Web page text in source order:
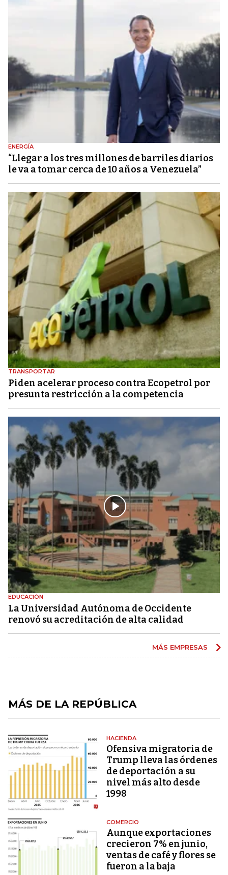
ENERGÍA
“Llegar a los tres millones de barriles diarios
le va a tomar cerca de 10 años a Venezuela”
TRANSPORTAR
Piden acelerar proceso contra Ecopetrol por
presunta restricción a la competencia
EDUCACIÓN
La Universidad Autónoma de Occidente
renovó su acreditación de alta calidad
MÁS EMPRESAS
MÁS DE LA REPÚBLICA
HACIENDA
Ofensiva migratoria de
Trump lleva las órdenes
de deportación a su
nivel más alto desde
1998
COMERCIO
Aunque exportaciones
crecieron 7% en junio,
ventas de café y flores se
fueron a la baja